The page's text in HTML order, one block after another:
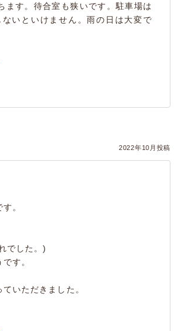
ます。待合室も狭いです。駐車場は
いといけません。雨の日は大変で
2022年10月投稿
。
でした。)
す。
いただきました。